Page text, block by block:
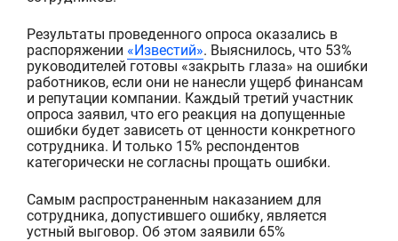
Результаты проведенного опроса оказались в
распоряжении «Известий». Выяснилось, что 53%
руководителей готовы «закрыть глаза» на ошибки
работников, если они не нанесли ущерб финансам
и репутации компании. Каждый третий участник
опроса заявил, что его реакция на допущенные
ошибки будет зависеть от ценности конкретного
сотрудника. И только 15% респондентов
категорически не согласны прощать ошибки.
Самым распространенным наказанием для
сотрудника, допустившего ошибку, является
устный выговор. Об этом заявили 65%